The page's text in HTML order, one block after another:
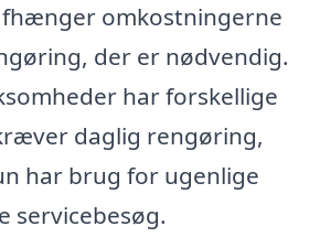
omkostningerne
der er nødvendig.
har forskellige
daglig rengøring,
har brug for ugenlige
servicebesøg.